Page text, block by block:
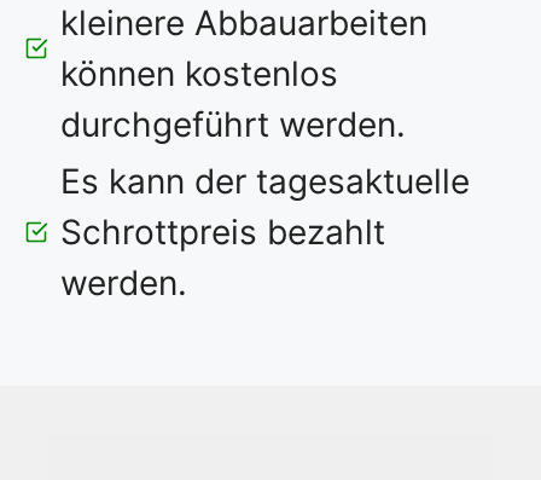
kleinere Abbauarbeiten
können kostenlos
durchgeführt werden.
Es kann der tagesaktuelle
Schrottpreis bezahlt
werden.